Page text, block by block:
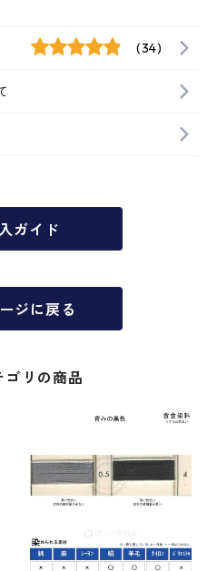
(34)
ガイド
ジに戻る
ゴリの商品